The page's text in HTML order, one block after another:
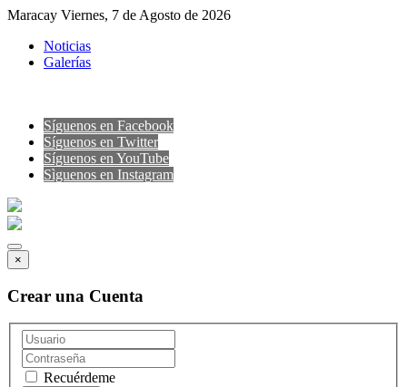
Maracay Viernes, 7 de Agosto de 2026
Noticias
Galerías
Síguenos en Facebook
Síguenos en Twitter
Síguenos en YouTube
Sìguenos en Instagram
×
Crear una Cuenta
Recuérdeme